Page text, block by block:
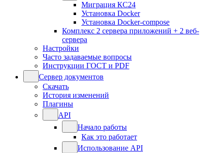
Миграция КС24
Установка Docker
Установка Docker-compose
Комплекс 2 сервера приложений + 2 веб-
сервера
Настройки
Часто задаваемые вопросы
Инструкции ГОСТ и PDF
Сервер документов
Скачать
История изменений
Плагины
API
Начало работы
Как это работает
Использование API